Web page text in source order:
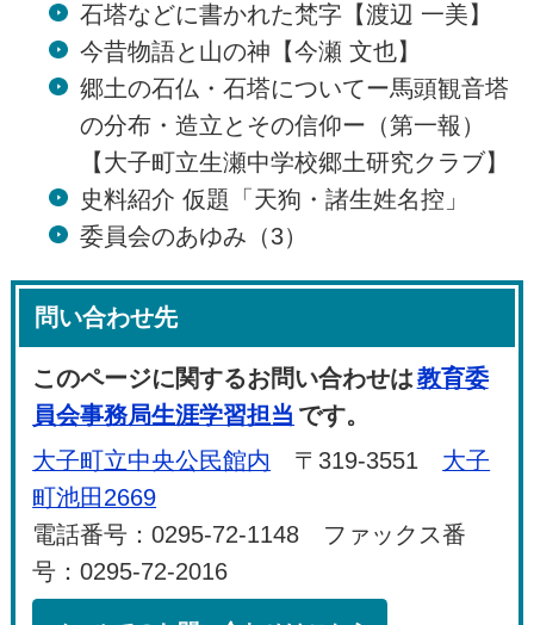
石塔などに書かれた梵字【渡辺 一美】
今昔物語と山の神【今瀬 文也】
郷土の石仏・石塔についてー馬頭観音塔
の分布・造立とその信仰ー（第一報）
【大子町立生瀬中学校郷土研究クラブ】
史料紹介 仮題「天狗・諸生姓名控」
委員会のあゆみ（3）
問い合わせ先
このページに関するお問い合わせは教育委
員会事務局生涯学習担当 です。
大子町立中央公民館内 〒319-3551 大子
町池田2669
電話番号：0295-72-1148 ファックス番
号：0295-72-2016